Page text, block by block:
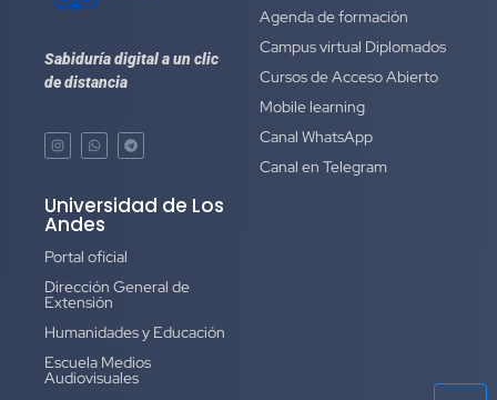
Sabiduría digital a un clic
de distancia
Agenda de formación
Campus virtual Diplomados
Cursos de Acceso Abierto
Mobile learning
Canal WhatsApp
Canal en Telegram
Universidad de Los
Andes
Portal oficial
Dirección General de
Extensión
Humanidades y Educación
Escuela Medios
Audiovisuales